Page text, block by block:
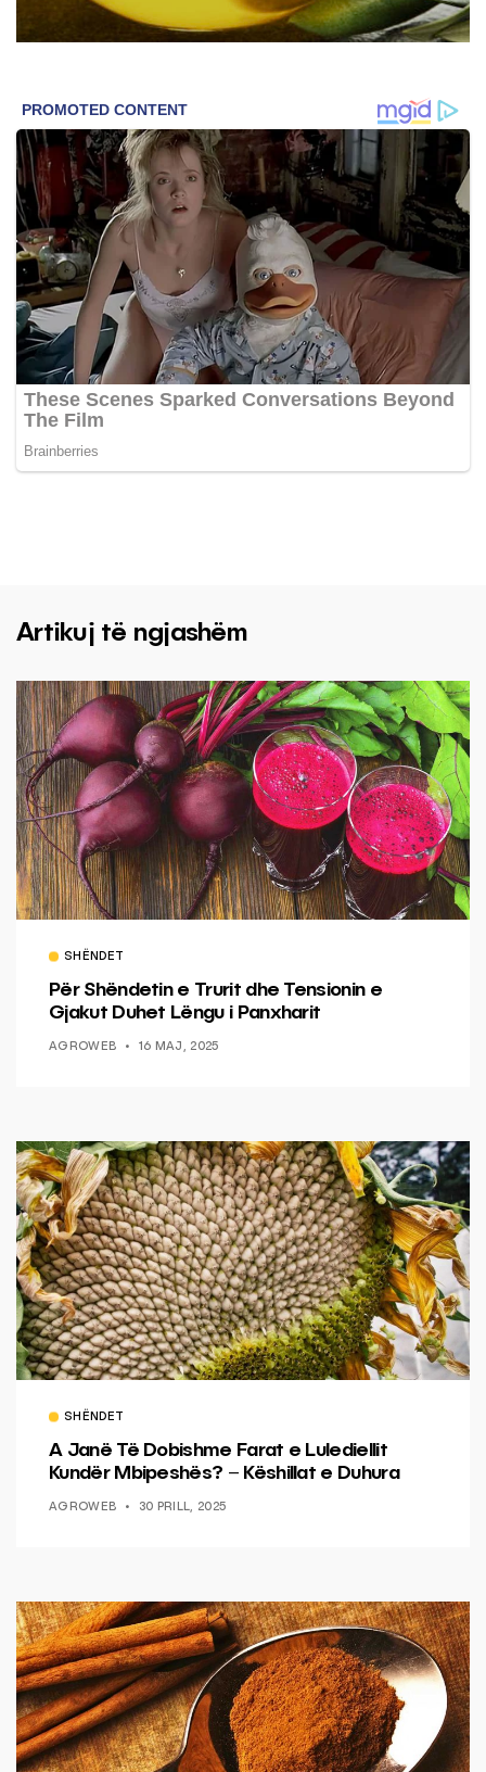
Artikuj të ngjashëm
SHËNDET
Për Shëndetin e Trurit dhe Tensionin e
Gjakut Duhet Lëngu i Panxharit
AGROWEB 16 MAJ, 2025
SHËNDET
A Janë Të Dobishme Farat e Lulediellit
Kundër Mbipeshës? – Këshillat e Duhura
AGROWEB 30 PRILL, 2025